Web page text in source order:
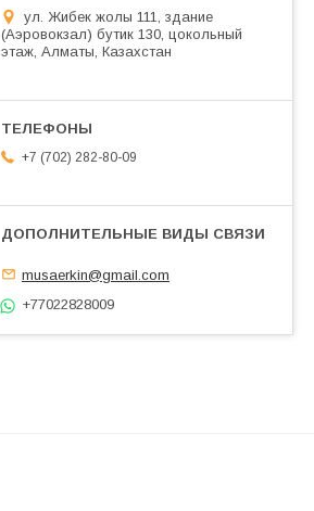
ул. Жибек жолы 111, здание
(Аэровокзал) бутик 130, цокольный
этаж, Алматы, Казахстан
+7 (702) 282-80-09
musaerkin@gmail.com
+77022828009